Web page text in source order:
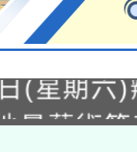
利署委託
辦理「
及節水達
(星期六
福系列
景藝術